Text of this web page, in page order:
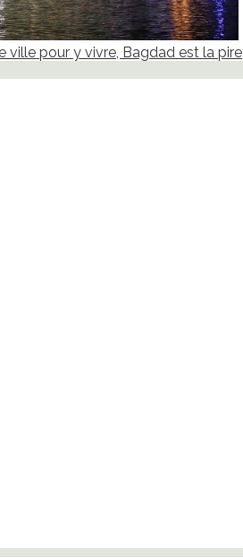
ville pour y vivre, Bagdad est la pire